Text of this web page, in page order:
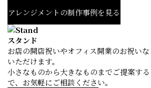
アレンジメントの制作事例を見る
スタンド
お店の開店祝いやオフィス開業のお祝い
いただけます。
小さなものから大きなものまでご提案す
で、お気軽にご相談ください。